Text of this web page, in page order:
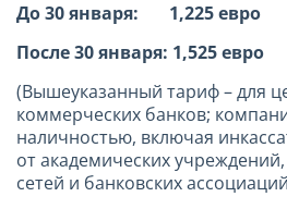
До 30 января: 1,225 евро
После 30 января: 1,525 евро
(Вышеуказанный тариф – для
коммерческих банков;
наличностью, включая
от академических
сетей и банковских